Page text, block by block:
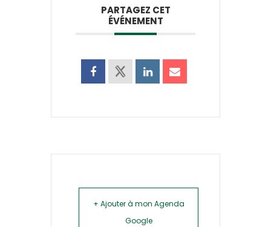
PARTAGEZ CET
ÉVÉNEMENT
+ Ajouter à mon Agenda
Google